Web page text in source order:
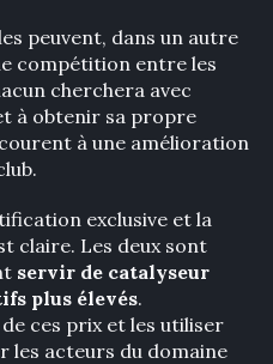
peuvent, dans un autre
compétition entre les
cherchera avec
à obtenir sa propre
à une amélioration
exclusive et la
claire. Les deux sont
servir de catalyseur
plus élevés.
ces prix et les utiliser
les acteurs du domaine